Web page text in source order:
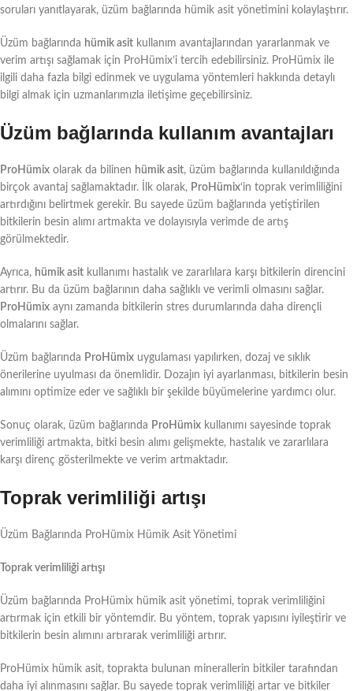
soruları yanıtlayarak, üzüm bağlarında hümik asit yönetimini kolaylaştırır.
Üzüm bağlarında hümik asit kullanım avantajlarından yararlanmak ve
verim artışı sağlamak için ProHümix’i tercih edebilirsiniz. ProHümix ile
ilgili daha fazla bilgi edinmek ve uygulama yöntemleri hakkında detaylı
bilgi almak için uzmanlarımızla iletişime geçebilirsiniz.
Üzüm bağlarında kullanım avantajları
ProHümix olarak da bilinen hümik asit, üzüm bağlarında kullanıldığında
birçok avantaj sağlamaktadır. İlk olarak, ProHümix‘in toprak verimliliğini
artırdığını belirtmek gerekir. Bu sayede üzüm bağlarında yetiştirilen
bitkilerin besin alımı artmakta ve dolayısıyla verimde de artış
görülmektedir.
Ayrıca, hümik asit kullanımı hastalık ve zararlılara karşı bitkilerin direncini
artırır. Bu da üzüm bağlarının daha sağlıklı ve verimli olmasını sağlar.
ProHümix aynı zamanda bitkilerin stres durumlarında daha dirençli
olmalarını sağlar.
Üzüm bağlarında ProHümix uygulaması yapılırken, dozaj ve sıklık
önerilerine uyulması da önemlidir. Dozajın iyi ayarlanması, bitkilerin besin
alımını optimize eder ve sağlıklı bir şekilde büyümelerine yardımcı olur.
Sonuç olarak, üzüm bağlarında ProHümix kullanımı sayesinde toprak
verimliliği artmakta, bitki besin alımı gelişmekte, hastalık ve zararlılara
karşı direnç gösterilmekte ve verim artmaktadır.
Toprak verimliliği artışı
Üzüm Bağlarında ProHümix Hümik Asit Yönetimi
Toprak verimliliği artışı
Üzüm bağlarında ProHümix hümik asit yönetimi, toprak verimliliğini
artırmak için etkili bir yöntemdir. Bu yöntem, toprak yapısını iyileştirir ve
bitkilerin besin alımını artırarak verimliliği artırır.
ProHümix hümik asit, toprakta bulunan minerallerin bitkiler tarafından
daha iyi alınmasını sağlar. Bu sayede toprak verimliliği artar ve bitkiler